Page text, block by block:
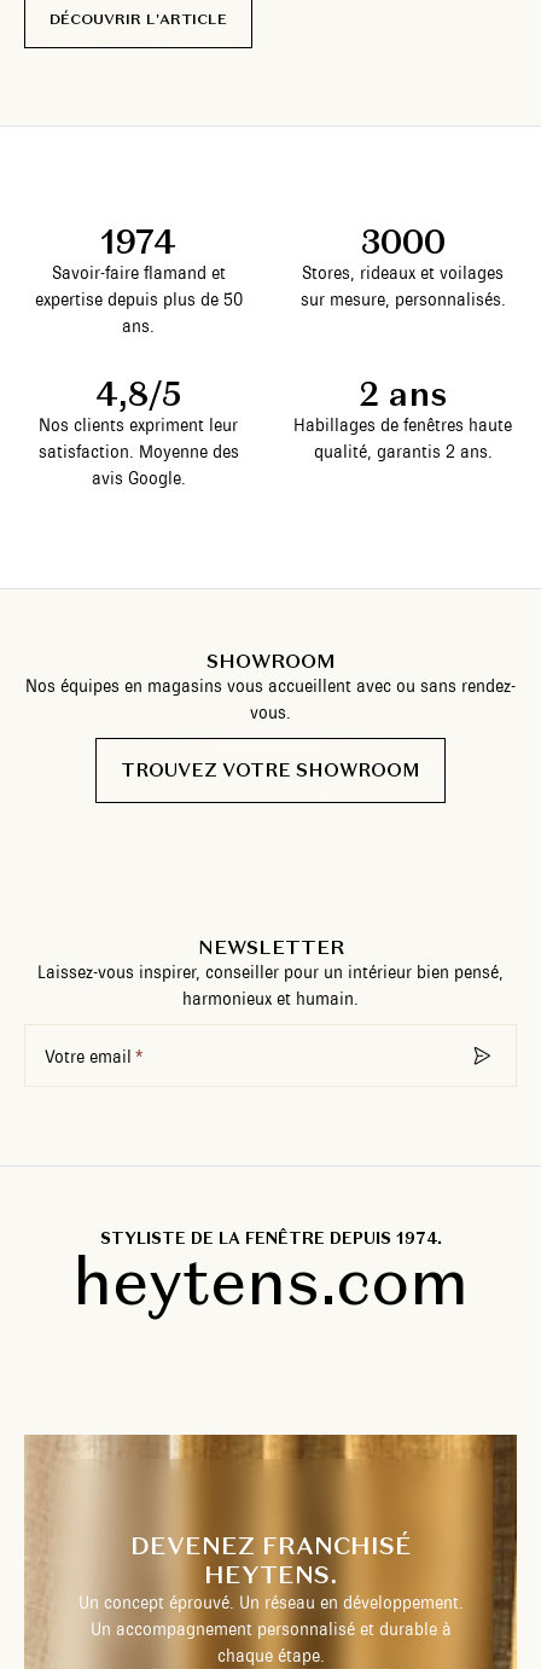
DÉCOUVRIR L'ARTICLE
1974
Savoir-faire flamand et
expertise depuis plus de 50
ans.
3000
Stores, rideaux et voilages
sur mesure, personnalisés.
4,8/5
Nos clients expriment leur
satisfaction. Moyenne des
avis Google.
2 ans
Habillages de fenêtres haute
qualité, garantis 2 ans.
SHOWROOM
Nos équipes en magasins vous accueillent avec ou sans rendez-
vous.
TROUVEZ VOTRE SHOWROOM
NEWSLETTER
Laissez-vous inspirer, conseiller pour un intérieur bien pensé,
harmonieux et humain.
Votre email
STYLISTE DE LA FENÊTRE DEPUIS 1974.
heytens.com
DEVENEZ FRANCHISÉ
HEYTENS.
Un concept éprouvé. Un réseau en développement.
Un accompagnement personnalisé et durable à
chaque étape.